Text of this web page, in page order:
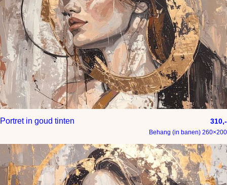
Portret in goud tinten 310,-
Behang (in banen) 260×200